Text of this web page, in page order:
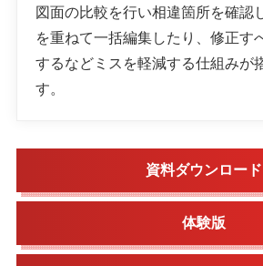
図面の比較を行い相違箇所を確認
を重ねて一括編集したり、修正す
するなどミスを軽減する仕組みが
す。
資料ダウンロード
体験版